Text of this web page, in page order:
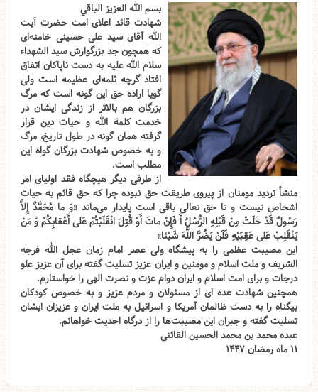
بسم الله العزیز الباقي
شهادت قائد اعلای امت حضرت آیت
الله آقای سید علی حسینی خامنه‌ای
که همچون جد بزرگوارش سید الشهداء
سلام الله علیه به دست ناپاکان اتفاق
افتاد گرچه ثلمه‌ای عظیمه است ولی
گویا اراده حق این گونه است که مرگ
بزرگان هم بالاتر از زندگی ایشان در
خدمت کلمة الله و حیات دین قرار
گرفته همان گونه در طول تاریخ، مرگ
و به خصوص شهادت بزرگان گواه این
مطلب است.
از طرفی دیگر هیچگاه فقد اولیای امر
منشأ تردید مومنان از پیروی طریقت حق نبوده چرا که حق قائم به حیات
اشخاص نیست و تا حق تعالی باقی است پایدار می‌ماند «وَ ما مُحَمَّدٌ إِلاَّ
رَسُولٌ قَدْ خَلَتْ مِنْ قَبْلِهِ الرُّسُلُ أَ فَإِنْ ماتَ أَوْ قُتِلَ انْقَلَبْتُمْ عَلى‌ أَعْقابِكُمْ وَ مَنْ
يَنْقَلِبْ عَلى‌ عَقِبَيْهِ فَلَنْ يَضُرَّ اللَّهَ شَيْئا»
این مصیبت عظمی را به پیشگاه ولی عصر امام زمان عجل الله فرجه
الشریف و ملت اسلام و مومنین و ایران عزیز تسلیت گفته برای آن عزیز علو
درجات و برای امت اسلام و ایران دوام عزت و نصرت الهی را خواستارم.
همچنین شهادت عده ای از مسئولان و مردم عزیز و به خصوص کودکان
بیگناه را به دست ظالمان آمریکا و اسرائیل به ملت ایران و عزیزان ایشان
تسلیت گفته و جبران این مصیبت‌ها را از درگاه احدیت خواهانم.
عبده محمد بن محمد الحسین القائنی
۱۱ ماه رمضان ۱۴۴۷